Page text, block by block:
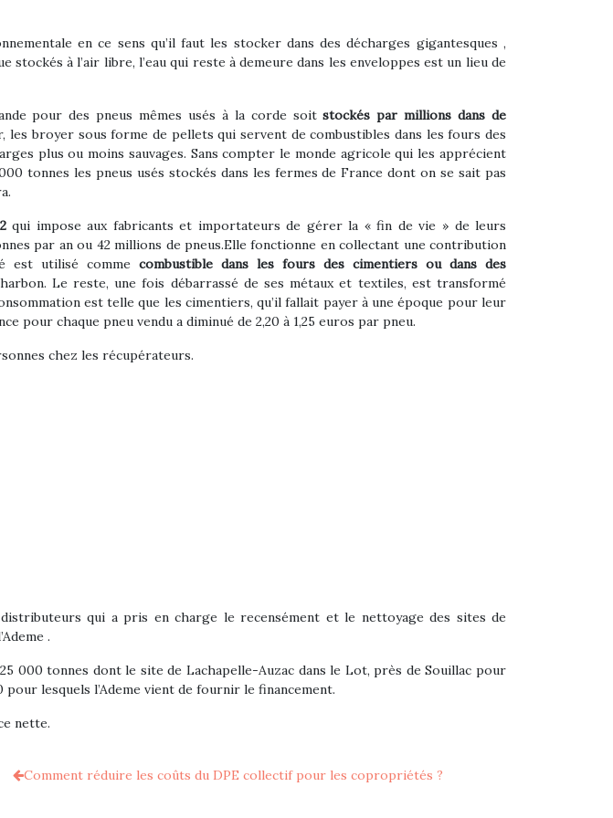
en ce sens qu’il faut les stocker dans des décharges gigantesques ,
à l’air libre, l’eau qui reste à demeure dans les enveloppes est un lieu de
pour des pneus mêmes usés à la corde soitstockés par millions dans de
broyer sous forme de pellets qui servent de combustibles dans les fours des
plus ou moins sauvages. Sans compter le monde agricole qui les apprécient
tonnes les pneus usés stockés dans les fermes de France dont on se sait pas
qui impose aux fabricants et importateurs de gérer la « fin de vie » de leurs
par an ou 42 millions de pneus.Elle fonctionne en collectant une contribution
est utilisé comme combustible dans les fours des cimentiers ou dans des
Le reste, une fois débarrassé de ses métaux et textiles, est transformé
est telle que les cimentiers, qu’il fallait payer à une époque pour leur
pour chaque pneu vendu a diminué de 2,20 à 1,25 euros par pneu.
chez les récupérateurs.
qui a pris en charge le recensément et le nettoyage des sites de
.
000 tonnes dont le site de Lachapelle-Auzac dans le Lot, près de Souillac pour
lesquels l’Ademe vient de fournir le financement.
nette.
Comment réduire les coûts du DPE collectif pour les copropriétés ?